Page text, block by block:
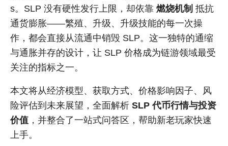
s。SLP 没有硬性发行上限，却依靠 燃烧机制 抵抗
通货膨胀——繁殖、升级、升级技能的每一次操
作，都会直接从流通中销毁 SLP。这一独特的通缩
与通胀并存的设计，让 SLP 价格成为链游领域最受
关注的指标之一。
本文将从经济模型、获取方式、价格影响因子、风
险评估到未来展望，全面解析 SLP 代币行情与投资
价值 ，并整合了一站式问答区，帮助新老玩家快速
上手。